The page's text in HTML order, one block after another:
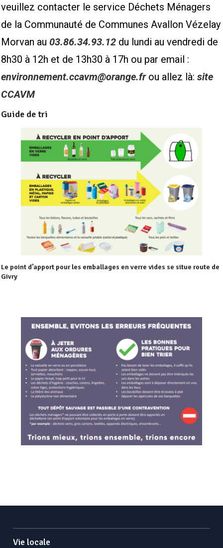
veuillez contacter le service Déchets Ménagers
de la Communauté de Communes Avallon Vézelay
Morvan au 03.86.34.93.12du lundi au vendredi de
8h30 à 12h et de 13h30 à 17h ou par email :
environnement.ccavm@orange.frou allez là: site
CCAVM
Guide de tri
Le point d’apport pour les emballages en verre vides se situe route de
Givry
Vie locale